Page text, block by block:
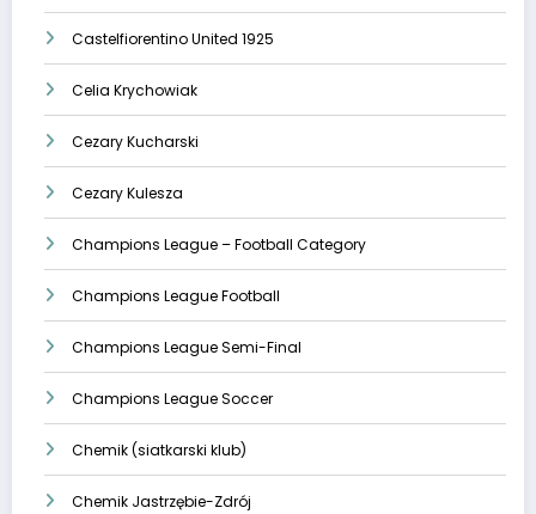
Castelfiorentino United 1925
Celia Krychowiak
Cezary Kucharski
Cezary Kulesza
Champions League – Football Category
Champions League Football
Champions League Semi-Final
Champions League Soccer
Chemik (siatkarski klub)
Chemik Jastrzębie-Zdrój